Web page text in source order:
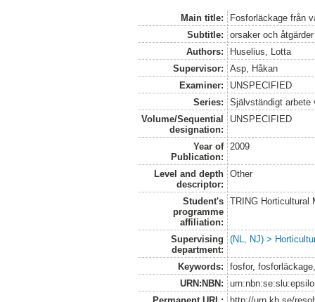
Main title:
Fosforläckage från
Subtitle:
orsaker och åtgärder
Authors:
Huselius, Lotta
Supervisor:
Asp, Håkan
Examiner:
UNSPECIFIED
Series:
Självständigt arbete
Volume/Sequential
designation:
UNSPECIFIED
Year of
Publication:
2009
Level and depth
descriptor:
Other
Student's
programme
affiliation:
TRING Horticultural
Supervising
department:
(NL, NJ) >
Keywords:
fosfor,
URN:NBN: